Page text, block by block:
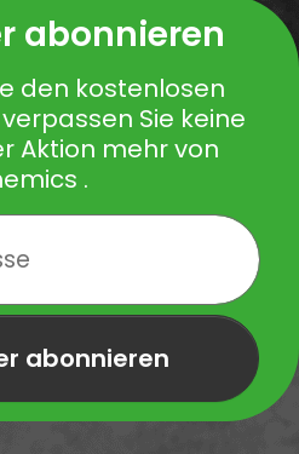
abonnieren
den kostenlosen
Sie keine
Aktion mehr von
.
abonnieren